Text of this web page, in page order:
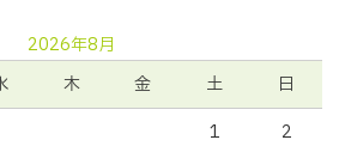
2026年8月
木 金 土
日
1
2